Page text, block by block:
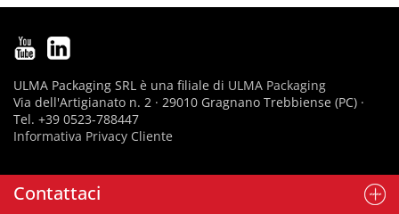
Contattaci
ULMA Packaging SRL è una filiale di ULMA Packaging
Via dell'Artigianato n. 2 · 29010 Gragnano Trebbiense (PC) ·
Tel. +39 0523-788447
Informativa Privacy Cliente